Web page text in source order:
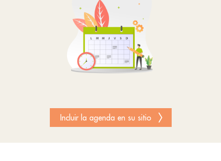
Incluir la agenda en su sitio